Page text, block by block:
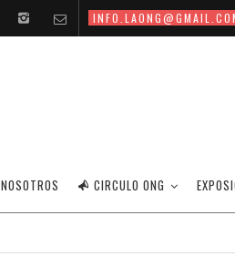
NOSOTROS CIRCULO ONG